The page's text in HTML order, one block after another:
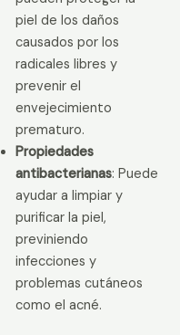
piel de los daños
causados por los
radicales libres y
prevenir el
envejecimiento
prematuro.
Propiedades
antibacterianas: Puede
ayudar a limpiar y
purificar la piel,
previniendo
infecciones y
problemas cutáneos
como el acné.